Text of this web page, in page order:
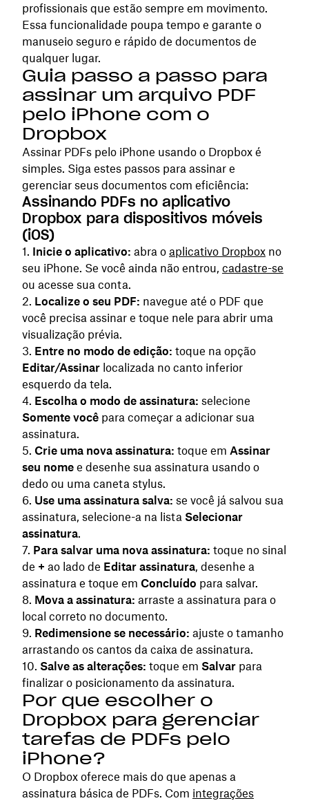
profissionais que estão sempre em movimento.
Essa funcionalidade poupa tempo e garante o
manuseio seguro e rápido de documentos de
qualquer lugar.
Guia passo a passo para
assinar um arquivo PDF
pelo iPhone com o
Dropbox
Assinar PDFs pelo iPhone usando o Dropbox é
simples. Siga estes passos para assinar e
gerenciar seus documentos com eficiência:
Assinando PDFs no aplicativo
Dropbox para dispositivos móveis
(iOS)
Inicie o aplicativo: abra o aplicativo Dropbox no
seu iPhone. Se você ainda não entrou, cadastre-se
ou acesse sua conta.
Localize o seu PDF: navegue até o PDF que
você precisa assinar e toque nele para abrir uma
visualização prévia.
Entre no modo de edição: toque na opção
Editar/Assinar localizada no canto inferior
esquerdo da tela.
Escolha o modo de assinatura: selecione
Somente você para começar a adicionar sua
assinatura.
Crie uma nova assinatura: toque em Assinar
seu nome e desenhe sua assinatura usando o
dedo ou uma caneta stylus.
Use uma assinatura salva: se você já salvou sua
assinatura, selecione-a na lista Selecionar
assinatura.
Para salvar uma nova assinatura: toque no sinal
de + ao lado de Editar assinatura, desenhe a
assinatura e toque em Concluído para salvar.
Mova a assinatura: arraste a assinatura para o
local correto no documento.
Redimensione se necessário: ajuste o tamanho
arrastando os cantos da caixa de assinatura.
Salve as alterações: toque em Salvar para
finalizar o posicionamento da assinatura.
Por que escolher o
Dropbox para gerenciar
tarefas de PDFs pelo
iPhone?
O Dropbox oferece mais do que apenas a
assinatura básica de PDFs. Com integrações